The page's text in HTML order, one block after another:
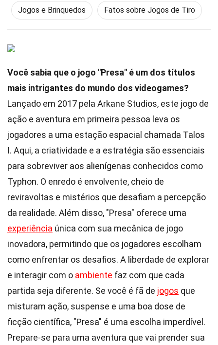
Jogos e Brinquedos Fatos sobre Jogos de Tiro
Você sabia que o jogo "Presa" é um dos títulos
mais intrigantes do mundo dos videogames?
Lançado em 2017 pela Arkane Studios, este jogo de
ação e aventura em primeira pessoa leva os
jogadores a uma estação espacial chamada Talos
I. Aqui, a criatividade e a estratégia são essenciais
para sobreviver aos alienígenas conhecidos como
Typhon. O enredo é envolvente, cheio de
reviravoltas e mistérios que desafiam a percepção
da realidade. Além disso, "Presa" oferece uma
experiência única com sua mecânica de jogo
inovadora, permitindo que os jogadores escolham
como enfrentar os desafios. A liberdade de explorar
e interagir com o ambiente faz com que cada
partida seja diferente. Se você é fã de jogos que
misturam ação, suspense e uma boa dose de
ficção científica, "Presa" é uma escolha imperdível.
Prepare-se para uma aventura que vai prender sua